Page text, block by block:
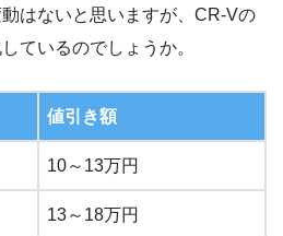
はないと思いますが、CR-Vの
ているのでしょうか。
値引き額
10～13万円
13～18万円